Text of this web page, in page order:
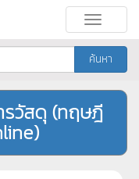
Toggle
ค้นหา
รวัสดุ (ทฤษฎี